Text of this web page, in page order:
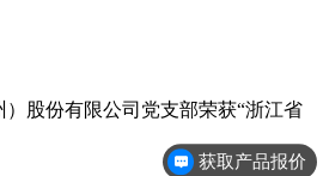
获取产品报价